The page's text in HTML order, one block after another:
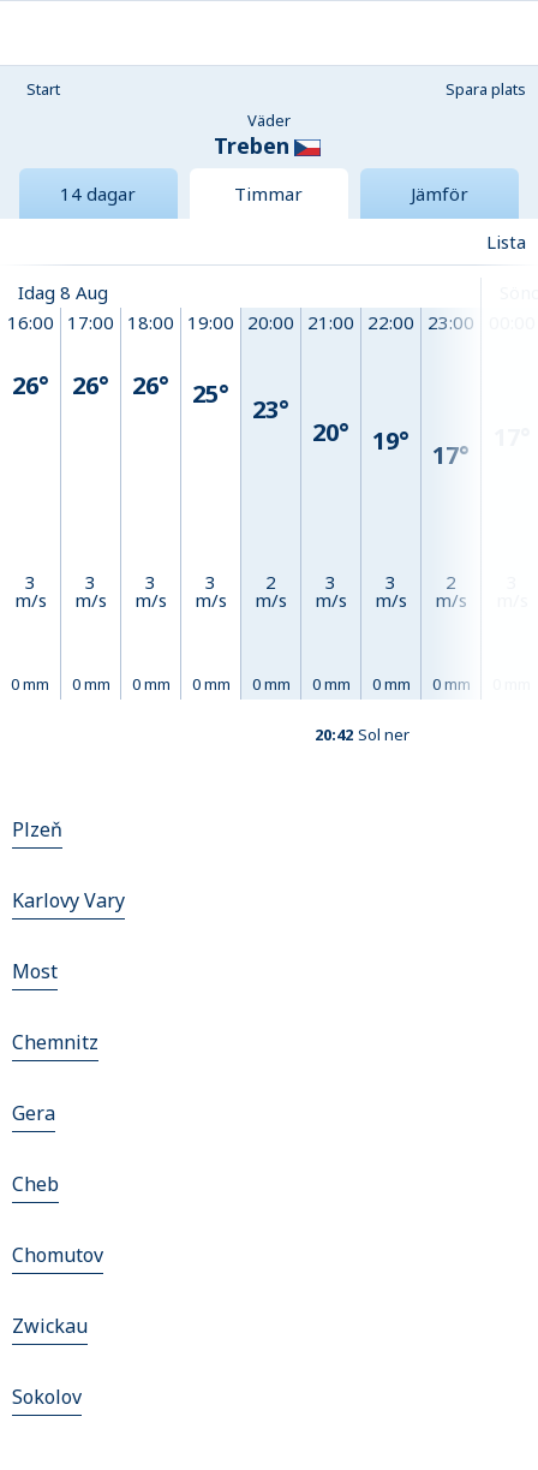
Start
Spara plats
Väder
Treben
14 dagar Timmar
Jämför
Lista
Idag 8 Aug
16:00
26°
3
m/s
0 mm
17:00
26°
3
m/s
0 mm
18:00
26°
3
m/s
0 mm
19:00
25°
3
m/s
0 mm
20:00
23°
2
m/s
0 mm
21:00
20°
3
m/s
0 mm
22:00
19°
3
m/s
0 mm
23:00
17°
2
m/s
0 mm
20:42 Sol ner
Plzeň
Karlovy Vary
Most
Chemnitz
Gera
Cheb
Chomutov
Zwickau
Sokolov